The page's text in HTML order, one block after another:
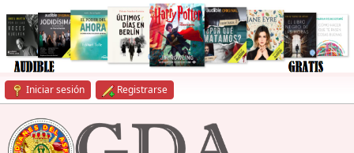
Iniciar sesión Registrarse